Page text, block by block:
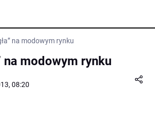
na modowym rynku
na modowym rynku
08:20